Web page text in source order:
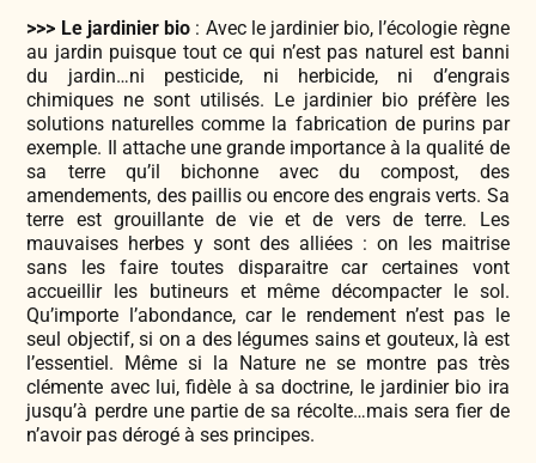
>>> Le jardinier bio : Avec le jardinier bio, l’écologie règne
au jardin puisque tout ce qui n’est pas naturel est banni
du jardin…ni pesticide, ni herbicide, ni d’engrais
chimiques ne sont utilisés. Le jardinier bio préfère les
solutions naturelles comme la fabrication de purins par
exemple. Il attache une grande importance à la qualité de
sa terre qu’il bichonne avec du compost, des
amendements, des paillis ou encore des engrais verts. Sa
terre est grouillante de vie et de vers de terre. Les
mauvaises herbes y sont des alliées : on les maitrise
sans les faire toutes disparaitre car certaines vont
accueillir les butineurs et même décompacter le sol.
Qu’importe l’abondance, car le rendement n’est pas le
seul objectif, si on a des légumes sains et gouteux, là est
l’essentiel. Même si la Nature ne se montre pas très
clémente avec lui, fidèle à sa doctrine, le jardinier bio ira
jusqu’à perdre une partie de sa récolte…mais sera fier de
n’avoir pas dérogé à ses principes.